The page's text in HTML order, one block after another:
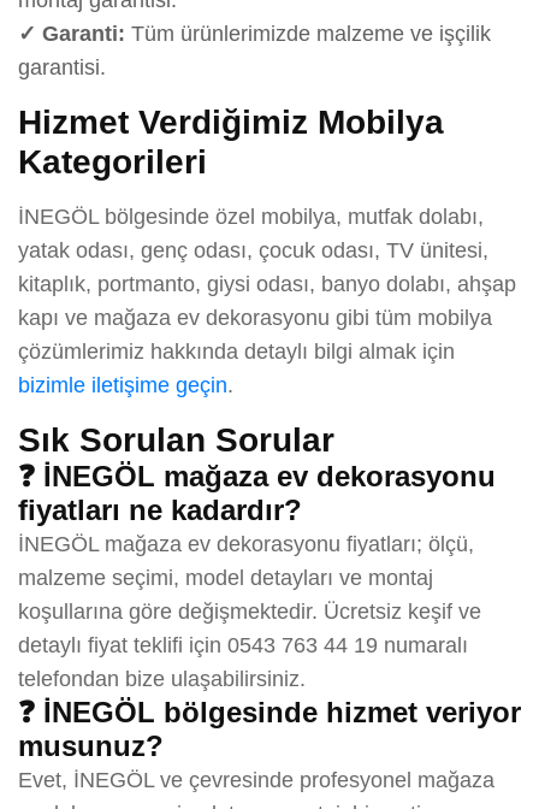
✓ Garanti: Tüm ürünlerimizde malzeme ve işçilik
garantisi.
Hizmet Verdiğimiz Mobilya
Kategorileri
İNEGÖL bölgesinde özel mobilya, mutfak dolabı,
yatak odası, genç odası, çocuk odası, TV ünitesi,
kitaplık, portmanto, giysi odası, banyo dolabı, ahşap
kapı ve mağaza ev dekorasyonu gibi tüm mobilya
çözümlerimiz hakkında detaylı bilgi almak için
bizimle iletişime geçin.
Sık Sorulan Sorular
❓ İNEGÖL mağaza ev dekorasyonu
fiyatları ne kadardır?
İNEGÖL mağaza ev dekorasyonu fiyatları; ölçü,
malzeme seçimi, model detayları ve montaj
koşullarına göre değişmektedir. Ücretsiz keşif ve
detaylı fiyat teklifi için 0543 763 44 19 numaralı
telefondan bize ulaşabilirsiniz.
❓ İNEGÖL bölgesinde hizmet veriyor
musunuz?
Evet, İNEGÖL ve çevresinde profesyonel mağaza